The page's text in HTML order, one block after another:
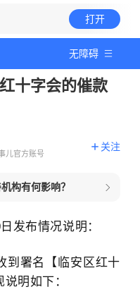
打开
无障碍
十字会的催款
儿官方账号
关注
构有何影响？
发布情况说明：
到署名【临安区红十
明如下：